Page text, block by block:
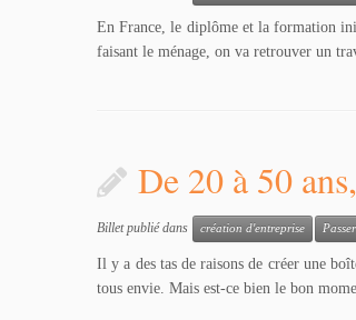
En France, le diplôme et la formation
faisant le ménage, on va retrouver un
De 20 à 50
Billet publié dans création d'entreprise
Il y a des tas de raisons de créer une
tous envie. Mais est-ce bien le bon